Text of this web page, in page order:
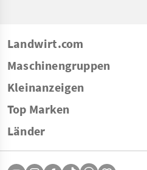
Landwirt.com
Maschinengruppen
Kleinanzeigen
Top Marken
Länder